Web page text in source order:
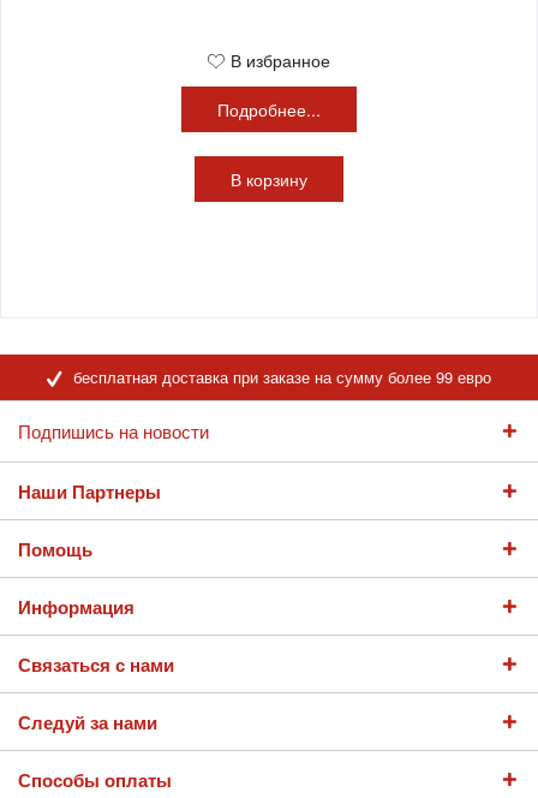
В избранное
Подробнее...
В корзину
бесплатная доставка при заказе на сумму более 99 евро
Подпишись на новости
Наши Партнеры
Помощь
Информация
Связаться с нами
Следуй за нами
Способы оплаты